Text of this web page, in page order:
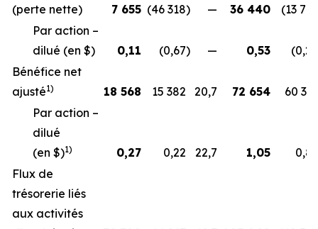
(perte nette)
7 655 (46 318) — 36 440
(13 741
Par action –
dilué (en $)
0,11 (0,67) — 0,53
(0,20
Bénéfice net
ajusté1) 18 568 15 382 20,7 72 654
60 312
Par action –
dilué
(en $)1) 0,27 0,22 22,7 1,05
0,87
Flux de
trésorerie liés
aux activités